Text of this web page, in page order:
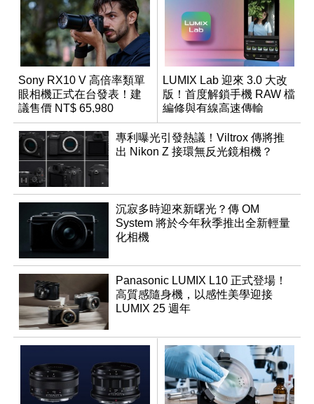
Sony RX10 V 高倍率類單
眼相機正式在台發表！建
議售價 NT$ 65,980
LUMIX Lab 迎來 3.0 大改
版！首度解鎖手機 RAW 檔
編修與有線高速傳輸
專利曝光引發熱議！Viltrox 傳將推
出 Nikon Z 接環無反光鏡相機？
沉寂多時迎來新曙光？傳 OM
System 將於今年秋季推出全新輕量
化相機
Panasonic LUMIX L10 正式登場！
高質感隨身機，以感性美學迎接
LUMIX 25 週年